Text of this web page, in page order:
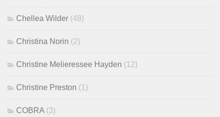
Chellea Wilder (48)
Christina Norin (2)
Christine Melieressee Hayden (12)
Christine Preston (1)
COBRA (3)